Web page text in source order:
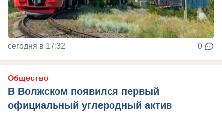
сегодня в 17:32 0
Общество
В Волжском появился первый
официальный углеродный актив